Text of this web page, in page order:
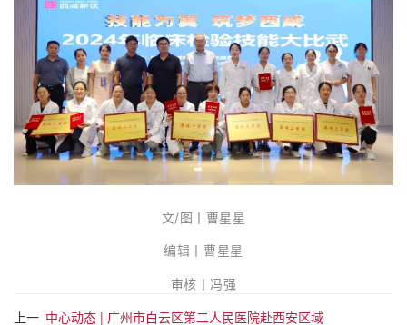
文/图丨曹星星
编辑丨曹星星
审核丨冯强
上一 中心动态 | 广州市白云区第二人民医院赴西安区域